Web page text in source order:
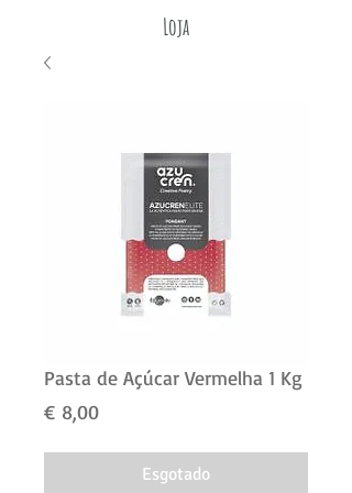
Loja
Pasta de Açúcar Vermelha 1 Kg
€ 8,00Preço
Esgotado